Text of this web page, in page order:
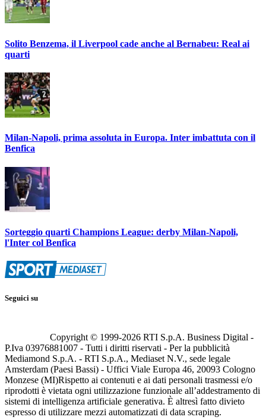
Solito Benzema, il Liverpool cade anche al Bernabeu: Real ai
quarti
Milan-Napoli, prima assoluta in Europa. Inter imbattuta con il
Benfica
Sorteggio quarti Champions League: derby Milan-Napoli,
l'Inter col Benfica
Seguici su
Copyright © 1999-2026 RTI S.p.A. Business Digital -
P.Iva 03976881007 - Tutti i diritti riservati - Per la pubblicità
Mediamond S.p.A. - RTI S.p.A., Mediaset N.V., sede legale
Amsterdam (Paesi Bassi) - Uffici Viale Europa 46, 20093 Cologno
Monzese (MI)Rispetto ai contenuti e ai dati personali trasmessi e/o
riprodotti è vietata ogni utilizzazione funzionale all’addestramento di
sistemi di intelligenza artificiale generativa. È altresì fatto divieto
espresso di utilizzare mezzi automatizzati di data scraping.